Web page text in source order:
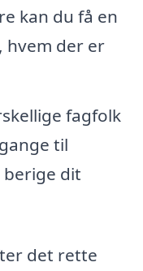
kan du få en
hvem der er
fagfolk
til
dit
det rette